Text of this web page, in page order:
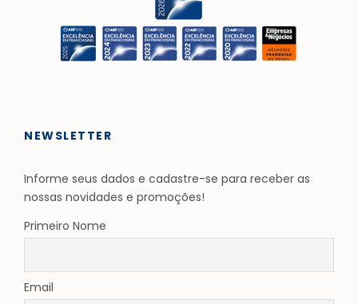
NEWSLETTER
Informe seus dados e cadastre-se para receber as
nossas novidades e promoções!
Primeiro Nome
Email